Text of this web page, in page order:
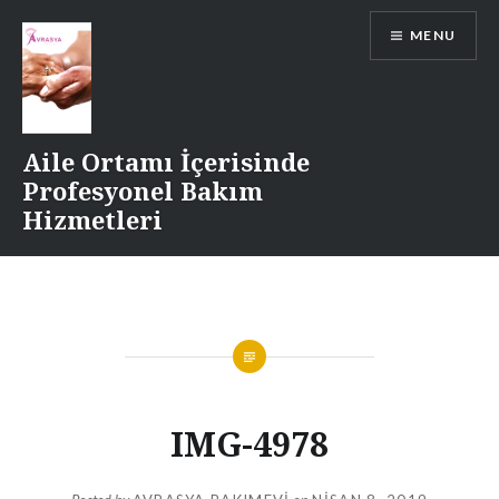
content
Aile Ortamı İçerisinde
Profesyonel Bakım
Hizmetleri
MENU
IMG-4978